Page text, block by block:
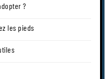
?
les pieds